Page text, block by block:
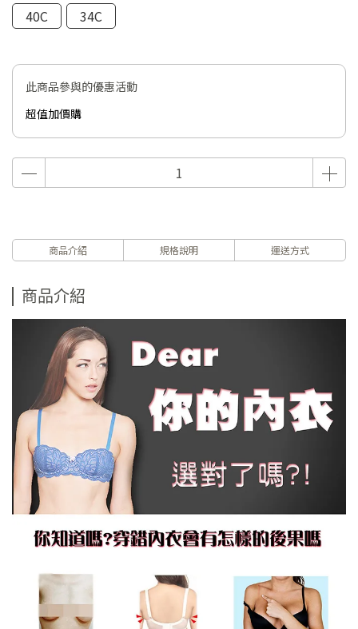
40C
34C
此商品參與的優惠活動
超值加價購
商品介紹 規格說明 運送方式
商品介紹